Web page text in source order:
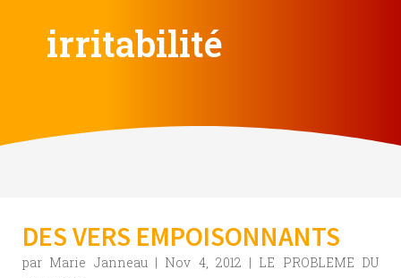
irritabilité
DES VERS EMPOISONNANTS
par Marie Janneau| Nov 4, 2012 | LE PROBLEME DU